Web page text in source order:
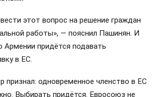
этот вопрос на решение граждан
работы», — пояснил Пашинян. И
Армении придётся подавать
в ЕС.
признал: одновременное членство в ЕС
Выбирать придётся. Евросоюз не